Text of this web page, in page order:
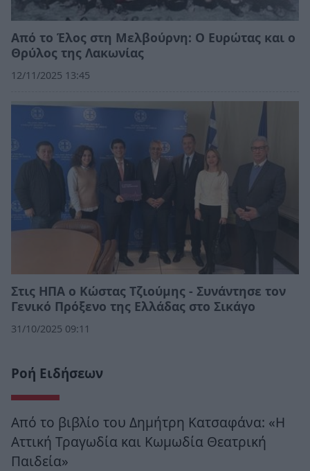
Από το Έλος στη Μελβούρνη: Ο Ευρώτας και ο
Θρύλος της Λακωνίας
12/11/2025 13:45
Στις ΗΠΑ ο Κώστας Τζιούμης - Συνάντησε τον
Γενικό Πρόξενο της Ελλάδας στο Σικάγο
31/10/2025 09:11
Ροή Ειδήσεων
Από το βιβλίο του Δημήτρη Κατσαφάνα: «Η
Αττική Τραγωδία και Κωμωδία Θεατρική
Παιδεία»